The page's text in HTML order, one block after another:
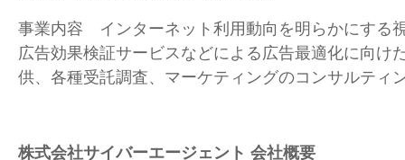
事業内容 インターネット利用動向を明らかにする
広告効果検証サービスなどによる広告最適化に向け
供、各種受託調査、マーケティングのコンサルティ
株式会社サイバーエージェント 会社概要